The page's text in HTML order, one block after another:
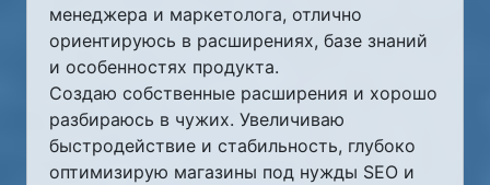
менеджера и маркетолога, отлично
ориентируюсь в расширениях, базе знаний
и особенностях продукта.
Создаю собственные расширения и хорошо
разбираюсь в чужих. Увеличиваю
быстродействие и стабильность, глубоко
оптимизирую магазины под нужды SEO и